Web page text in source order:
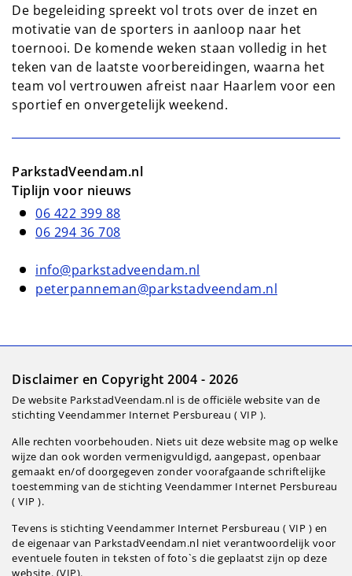
De begeleiding spreekt vol trots over de inzet en
motivatie van de sporters in aanloop naar het
toernooi. De komende weken staan volledig in het
teken van de laatste voorbereidingen, waarna het
team vol vertrouwen afreist naar Haarlem voor een
sportief en onvergetelijk weekend.
ParkstadVeendam.nl
Tiplijn voor nieuws
06 422 399 88
06 294 36 708
info@parkstadveendam.nl
peterpanneman@parkstadveendam.nl
Disclaimer en Copyright 2004 - 2026
De website ParkstadVeendam.nl is de officiële website van de
stichting Veendammer Internet Persbureau ( VIP ).
Alle rechten voorbehouden. Niets uit deze website mag op welke
wijze dan ook worden vermenigvuldigd, aangepast, openbaar
gemaakt en/of doorgegeven zonder voorafgaande schriftelijke
toestemming van de stichting Veendammer Internet Persbureau
( VIP ).
Tevens is stichting Veendammer Internet Persbureau ( VIP ) en
de eigenaar van ParkstadVeendam.nl niet verantwoordelijk voor
eventuele fouten in teksten of foto`s die geplaatst zijn op deze
website. (VIP).